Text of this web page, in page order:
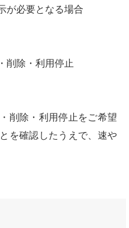
が必要となる場合
削除・利用停止
削除・利用停止をご希望
を確認したうえで、速や